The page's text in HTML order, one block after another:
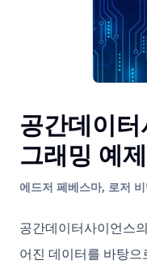
공간데이
그래밍 예
에드저 페베스마, 로저
공간데이터사이언스
어진 데이터를 바탕